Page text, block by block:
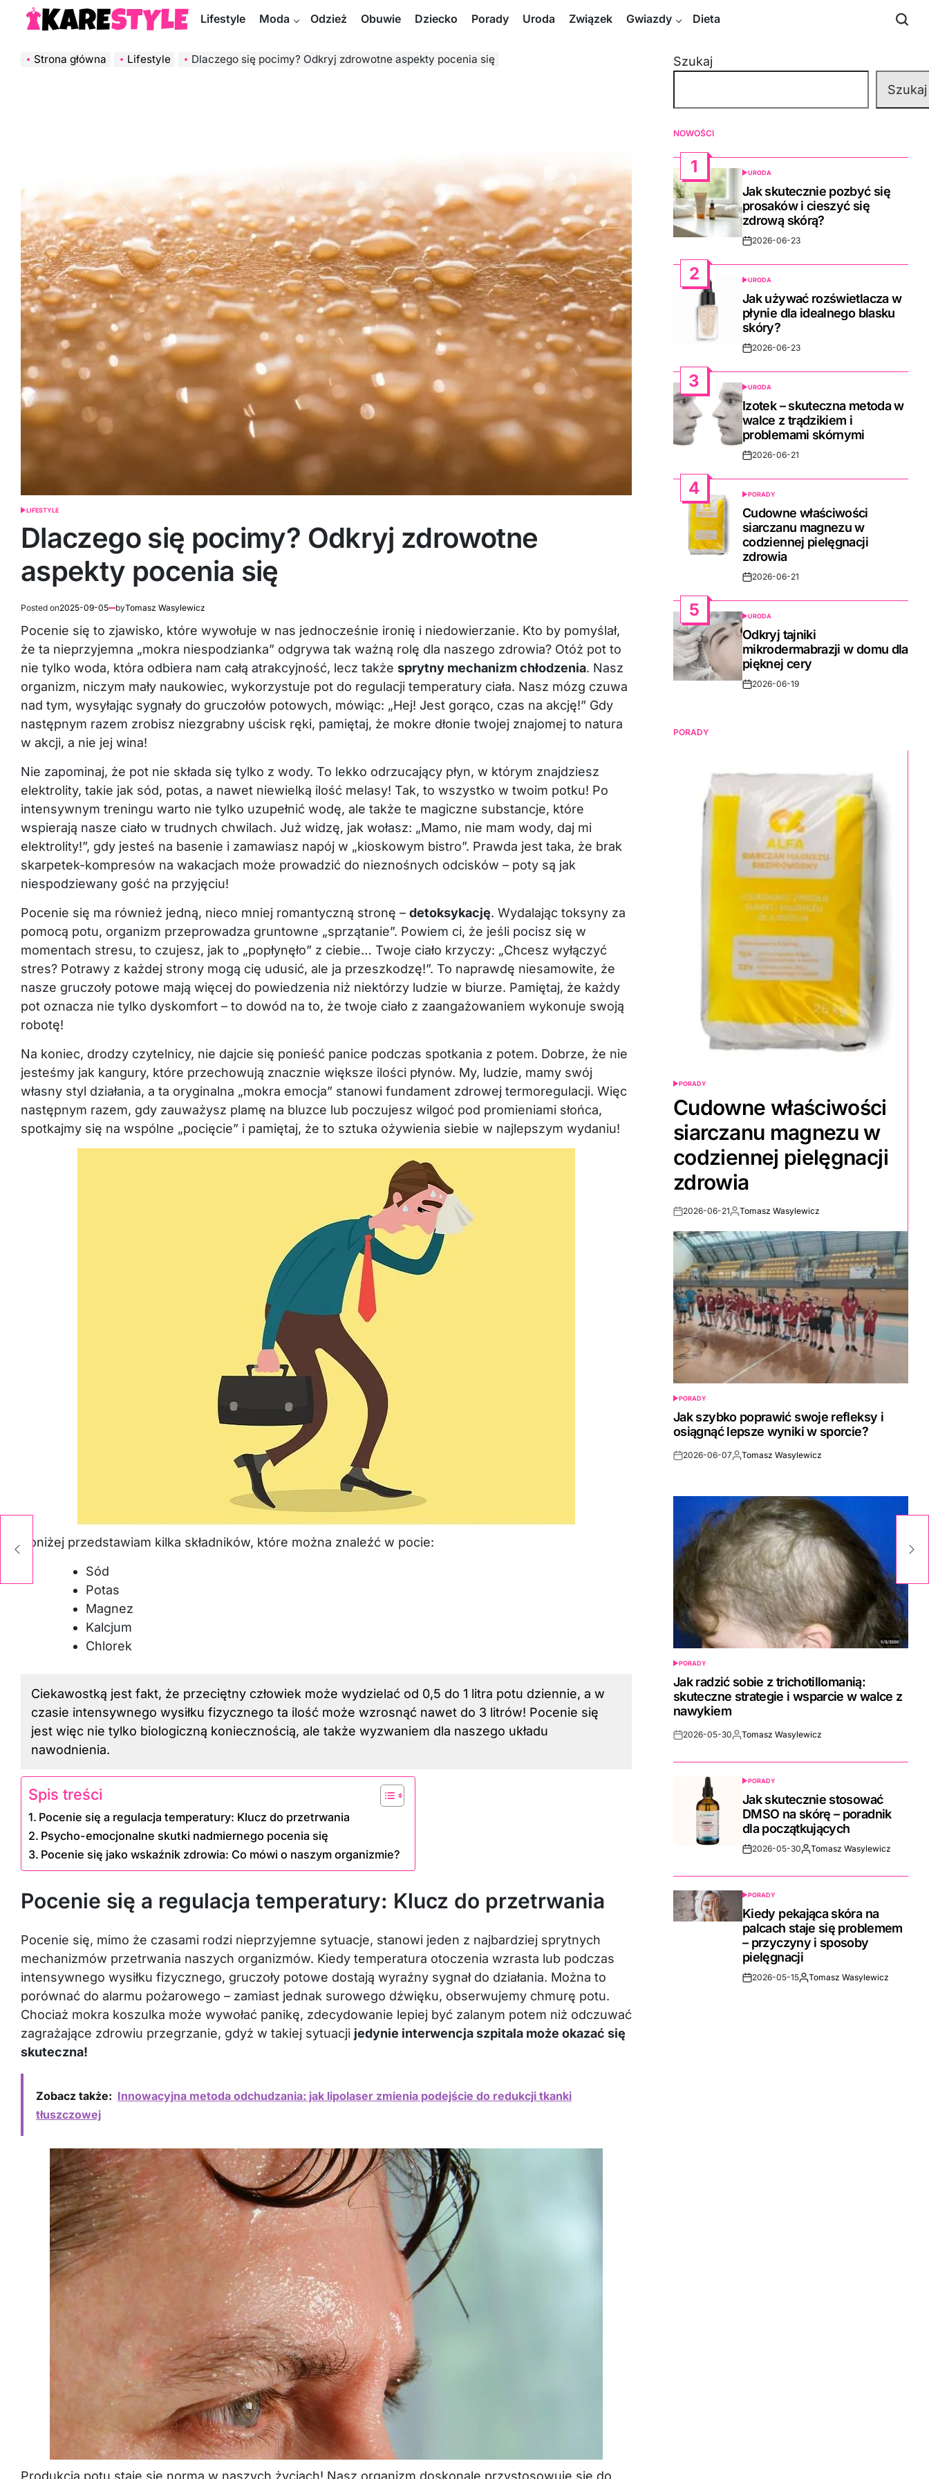
KareStyle.pl
Lifestyle Moda Odzież Obuwie Dziecko Porady Uroda Związek Gwiazdy Dieta
Strona główna Lifestyle Dlaczego się pocimy? Odkryj zdrowotne aspekty pocenia się
POSTED
LIFESTYLE
Dlaczego się pocimy? Odkryj zdrowotne
aspekty pocenia się
Posted on2025-09-05 byTomasz Wasylewicz
Pocenie się to zjawisko, które wywołuje w nas jednocześnie ironię i niedowierzanie. Kto by pomyślał,
że ta nieprzyjemna „mokra niespodzianka” odgrywa tak ważną rolę dla naszego zdrowia? Otóż pot to
nie tylko woda, która odbiera nam całą atrakcyjność, lecz także sprytny mechanizm chłodzenia. Nasz
organizm, niczym mały naukowiec, wykorzystuje pot do regulacji temperatury ciała. Nasz mózg czuwa
nad tym, wysyłając sygnały do gruczołów potowych, mówiąc: „Hej! Jest gorąco, czas na akcję!” Gdy
następnym razem zrobisz niezgrabny uścisk ręki, pamiętaj, że mokre dłonie twojej znajomej to natura
w akcji, a nie jej wina!
Nie zapominaj, że pot nie składa się tylko z wody. To lekko odrzucający płyn, w którym znajdziesz
elektrolity, takie jak sód, potas, a nawet niewielką ilość melasy! Tak, to wszystko w twoim potku! Po
intensywnym treningu warto nie tylko uzupełnić wodę, ale także te magiczne substancje, które
wspierają nasze ciało w trudnych chwilach. Już widzę, jak wołasz: „Mamo, nie mam wody, daj mi
elektrolity!”, gdy jesteś na basenie i zamawiasz napój w „kioskowym bistro”. Prawda jest taka, że brak
skarpetek-kompresów na wakacjach może prowadzić do nieznośnych odcisków – poty są jak
niespodziewany gość na przyjęciu!
Pocenie się ma również jedną, nieco mniej romantyczną stronę – detoksykację. Wydalając toksyny za
pomocą potu, organizm przeprowadza gruntowne „sprzątanie”. Powiem ci, że jeśli pocisz się w
momentach stresu, to czujesz, jak to „popłynęło” z ciebie… Twoje ciało krzyczy: „Chcesz wyłączyć
stres? Potrawy z każdej strony mogą cię udusić, ale ja przeszkodzę!”. To naprawdę niesamowite, że
nasze gruczoły potowe mają więcej do powiedzenia niż niektórzy ludzie w biurze. Pamiętaj, że każdy
pot oznacza nie tylko dyskomfort – to dowód na to, że twoje ciało z zaangażowaniem wykonuje swoją
robotę!
Na koniec, drodzy czytelnicy, nie dajcie się ponieść panice podczas spotkania z potem. Dobrze, że nie
jesteśmy jak kangury, które przechowują znacznie większe ilości płynów. My, ludzie, mamy swój
własny styl działania, a ta oryginalna „mokra emocja” stanowi fundament zdrowej termoregulacji. Więc
następnym razem, gdy zauważysz plamę na bluzce lub poczujesz wilgoć pod promieniami słońca,
spotkajmy się na wspólne „pocięcie” i pamiętaj, że to sztuka ożywienia siebie w najlepszym wydaniu!
Poniżej przedstawiam kilka składników, które można znaleźć w pocie:
Sód
Potas
Magnez
Kalcjum
Chlorek
Ciekawostką jest fakt, że przeciętny człowiek może wydzielać od 0,5 do 1 litra potu dziennie, a w
czasie intensywnego wysiłku fizycznego ta ilość może wzrosnąć nawet do 3 litrów! Pocenie się
jest więc nie tylko biologiczną koniecznością, ale także wyzwaniem dla naszego układu
nawodnienia.
Spis treści
Pocenie się a regulacja temperatury: Klucz do przetrwania
Psycho-emocjonalne skutki nadmiernego pocenia się
Pocenie się jako wskaźnik zdrowia: Co mówi o naszym organizmie?
Pocenie się a regulacja temperatury: Klucz do przetrwania
Pocenie się, mimo że czasami rodzi nieprzyjemne sytuacje, stanowi jeden z najbardziej sprytnych
mechanizmów przetrwania naszych organizmów. Kiedy temperatura otoczenia wzrasta lub podczas
intensywnego wysiłku fizycznego, gruczoły potowe dostają wyraźny sygnał do działania. Można to
porównać do alarmu pożarowego – zamiast jednak surowego dźwięku, obserwujemy chmurę potu.
Chociaż mokra koszulka może wywołać panikę, zdecydowanie lepiej być zalanym potem niż odczuwać
zagrażające zdrowiu przegrzanie, gdyż w takiej sytuacji jedynie interwencja szpitala może okazać się
skuteczna!
Zobacz także: Innowacyjna metoda odchudzania: jak lipolaser zmienia podejście do redukcji tkanki
tłuszczowej
Produkcja potu staje się normą w naszych życiach! Nasz organizm doskonale przystosowuje się do
Szukaj
Szukaj
NOWOŚCI
1
POSTED
IN
URODA
Jak skutecznie pozbyć się
prosaków i cieszyć się
zdrową skórą?
Post2026-06-23
2
POSTED
IN
URODA
Jak używać rozświetlacza w
płynie dla idealnego blasku
skóry?
Post2026-06-23
3
POSTED
IN
URODA
Izotek – skuteczna metoda w
walce z trądzikiem i
problemami skórnymi
Post2026-06-21
4
POSTED
IN
PORADY
Cudowne właściwości
siarczanu magnezu w
codziennej pielęgnacji
zdrowia
Post2026-06-21
5
POSTED
IN
URODA
Odkryj tajniki
mikrodermabrazji w domu dla
pięknej cery
Post2026-06-19
PORADY
POSTED
PORADY
Cudowne właściwości
siarczanu magnezu w
codziennej pielęgnacji
zdrowia
Post2026-06-21By:Tomasz Wasylewicz
POSTED
IN
PORADY
Jak szybko poprawić swoje refleksy i
osiągnąć lepsze wyniki w sporcie?
Post2026-06-07By:Tomasz Wasylewicz
POSTED
IN
PORADY
Jak radzić sobie z trichotillomanią:
skuteczne strategie i wsparcie w walce z
nawykiem
Post2026-05-30By:Tomasz Wasylewicz
POSTED
IN
PORADY
Jak skutecznie stosować
DMSO na skórę – poradnik
dla początkujących
Post2026-05-30By:Tomasz Wasylewicz
POSTED
IN
PORADY
Kiedy pekająca skóra na
palcach staje się problemem
– przyczyny i sposoby
pielęgnacji
Post2026-05-15By:Tomasz Wasylewicz